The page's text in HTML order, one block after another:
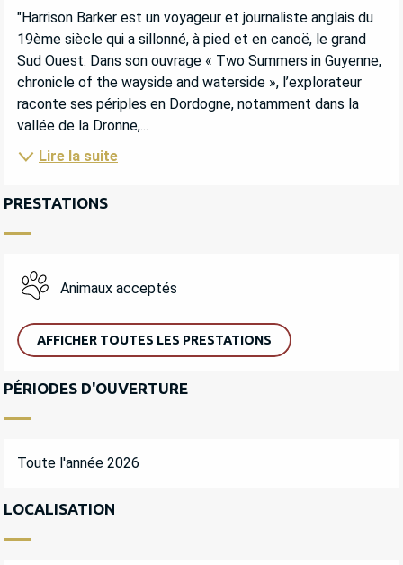
DESCRIPTION
"Harrison Barker est un voyageur et journaliste anglais du
19ème siècle qui a sillonné, à pied et en canoë, le grand
Sud Ouest. Dans son ouvrage « Two Summers in Guyenne,
chronicle of the wayside and waterside », l’explorateur
raconte ses périples en Dordogne, notamment dans la
vallée de la Dronne,...
Lire la suite
PRESTATIONS
Animaux acceptés
AFFICHER TOUTES LES PRESTATIONS
PÉRIODES D'OUVERTURE
Toute l'année 2026
LOCALISATION